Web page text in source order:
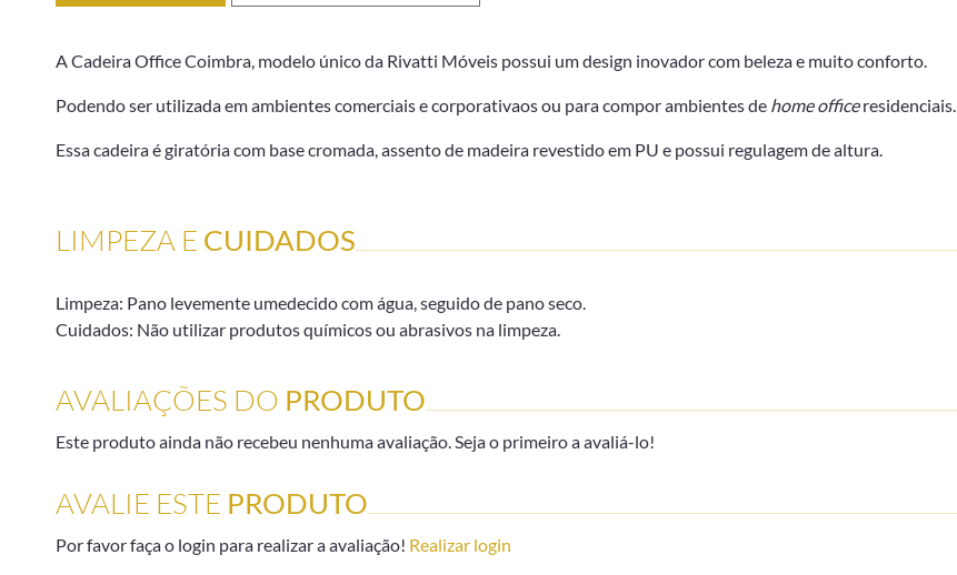
A Cadeira Office Coimbra, modelo único da Rivatti Móveis possui um design inovador com beleza e muito conforto.
Podendo ser utilizada em ambientes comerciais e corporativaos ou para compor ambientes de home officeresidenciais.
Essa cadeira é giratória com base cromada, assento de madeira revestido em PU e possui regulagem de altura.
LIMPEZA E CUIDADOS
Limpeza: Pano levemente umedecido com água, seguido de pano seco.
Cuidados: Não utilizar produtos químicos ou abrasivos na limpeza.
AVALIAÇÕES DO PRODUTO
Este produto ainda não recebeu nenhuma avaliação. Seja o primeiro a avaliá-lo!
AVALIE ESTE PRODUTO
Por favor faça o login para realizar a avaliação! Realizar login